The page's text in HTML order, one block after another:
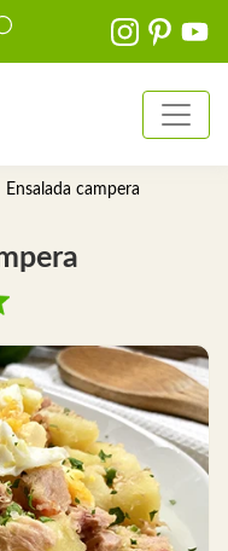
Ensalada campera